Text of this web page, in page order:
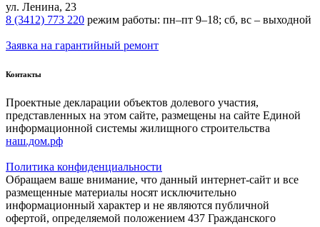
ул. Ленина, 23
8 (3412) 773 220 режим работы: пн–пт 9–18; сб, вс – выходной
Заявка на гарантийный ремонт
Контакты
Проектные декларации объектов долевого участия,
представленных на этом сайте, размещены на сайте Единой
информационной системы жилищного строительства
наш.дом.рф
Политика конфиденциальности
Обращаем ваше внимание, что данный интернет-сайт и все
размещенные материалы носят исключительно
информационный характер и не являются публичной
офертой, определяемой положением 437 Гражданского